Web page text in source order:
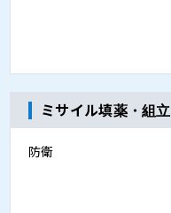
ミサイル填薬・組立
防衛